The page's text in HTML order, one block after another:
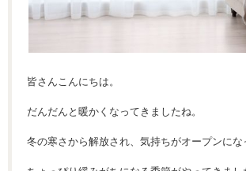
皆さんこんにちは。
だんだんと暖かくなってきましたね。
冬の寒さから解放され、気持ちがオープンにな